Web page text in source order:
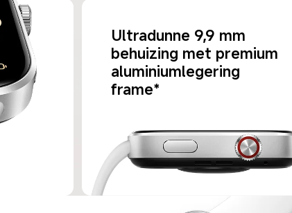
Ultradunne 9,9 mm
behuizing met premium
aluminiumlegering
frame*